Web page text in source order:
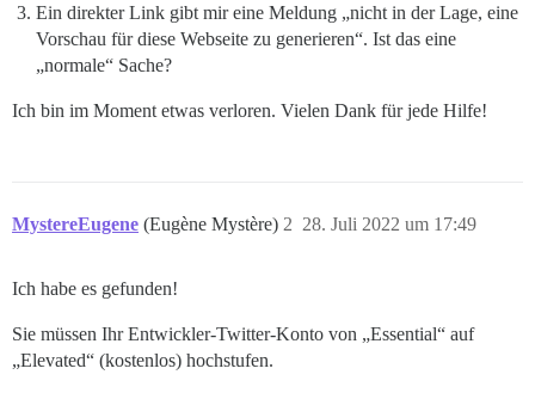
Ein direkter Link gibt mir eine Meldung „nicht in der Lage, eine
Vorschau für diese Webseite zu generieren“. Ist das eine
„normale“ Sache?
Ich bin im Moment etwas verloren. Vielen Dank für jede Hilfe!
MystereEugene (Eugène Mystère) 28. Juli 2022 um 17:49
2
Ich habe es gefunden!
Sie müssen Ihr Entwickler-Twitter-Konto von „Essential“ auf
„Elevated“ (kostenlos) hochstufen.